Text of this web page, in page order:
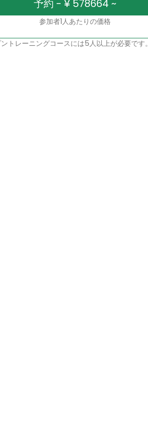
参加者1人あたりの価格
トレーニングコースには5人以上が必要です。